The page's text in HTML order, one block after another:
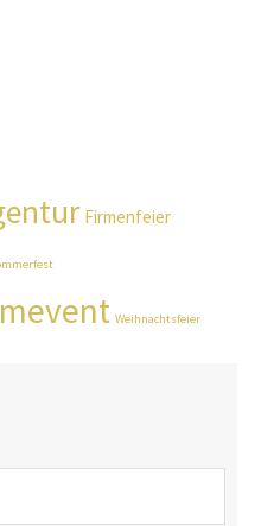
Firmenfeier
Weihnachtsfeier